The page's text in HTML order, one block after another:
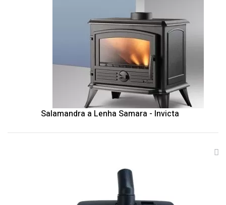
Salamandra a Lenha Samara - Invicta